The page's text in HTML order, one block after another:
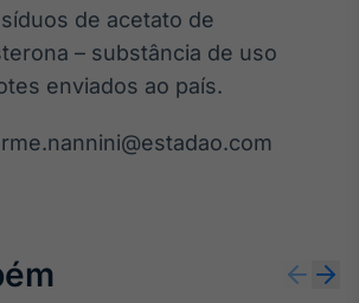
Em breve
Crédito
de acetato de
– substância de uso
enviados ao país.